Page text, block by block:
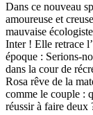
Dans ce nouveau
amoureuse et
mauvaise
Inter ! Elle retrace
époque : Serions-
dans la cour de
Rosa rêve de la
comme le couple :
réussir à faire deux